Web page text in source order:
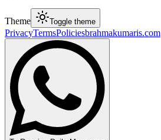
Theme Toggle theme
PrivacyTermsPoliciesbrahmakumaris.com